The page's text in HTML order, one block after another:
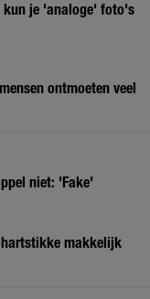
kun je 'analoge' foto's
ontmoeten veel
niet: 'Fake'
hartstikke makkelijk